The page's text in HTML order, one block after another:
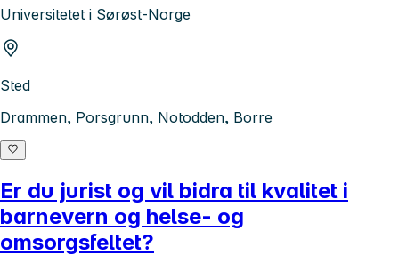
Universitetet i Sørøst-Norge
Sted
Drammen, Porsgrunn, Notodden, Borre
Er du jurist og vil bidra til kvalitet i
barnevern og helse- og
omsorgsfeltet?